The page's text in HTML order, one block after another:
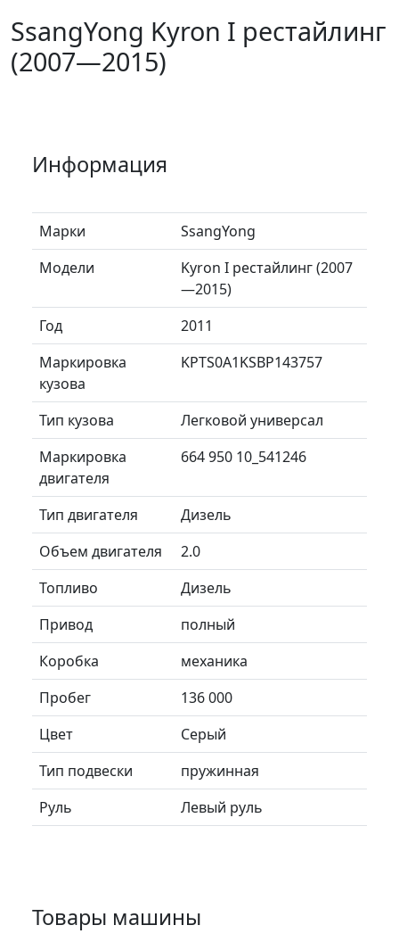
SsangYong Kyron I рестайлинг
(2007—2015)
Информация
Марки
SsangYong
Модели
Kyron I рестайлинг (2007
—2015)
Год
2011
Маркировка
кузова
KPTS0A1KSBP143757
Тип кузова
Легковой универсал
Маркировка
двигателя
664 950 10_541246
Тип двигателя
Дизель
Объем двигателя
2.0
Топливо
Дизель
Привод
полный
Коробка
механика
Пробег
136 000
Цвет
Серый
Тип подвески
пружинная
Руль
Левый руль
Товары машины